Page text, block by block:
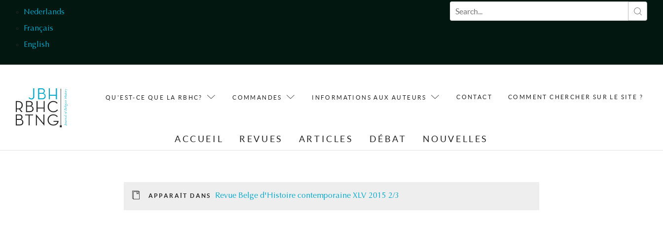
Nederlands
Français
English
Formulaire de recherche
QU'EST-CE QUE LA RBHC? COMMANDES INFORMATIONS AUX AUTEURS CONTACT COMMENT CHERCHER SUR LE SITE ?
ACCUEIL REVUES ARTICLES DÉBAT NOUVELLES
APPARAÎT DANS Revue Belge d'Histoire contemporaine XLV 2015 2/3